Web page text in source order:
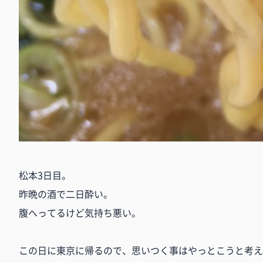
松本3日目。
昨晩の酒で二日酔い。
腹へってるけど気持ち悪い。
この日に東京に帰るので、思いつく事はやっとこうと考